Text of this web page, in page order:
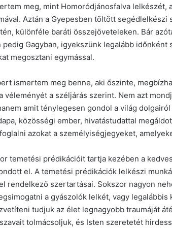
meg, mint Homoródjánosfalva lelkészét,
Aztán a Gyepesben töltött
különféle baráti összejöveteleken. Bár
pedig Gagyban, igyekszünk legalább időnként
megosztani egymással.
ismertem meg benne, aki őszinte,
véleményét a széljárás szerint. Nem azt
amit ténylegesen gondol a világ
közösségi ember, hivatástudattal
azokat a személyiségjegyeket,
temetési prédikációit tartja kezében a
el. A temetési prédikációk lelkészi
rendelkező szertartásai. Sokszor nagyon
a gyászolók lelkét, vagy
tudjuk az élet legnagyobb traumáját
tolmácsoljuk, és Isten szeretetét